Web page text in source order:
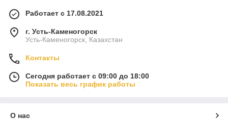
Работает с 17.08.2021
г. Усть-Каменогорск
Усть-Каменогорск, Казахстан
Контакты
Сегодня работает с 09:00 до 18:00
Показать весь график работы
О нас